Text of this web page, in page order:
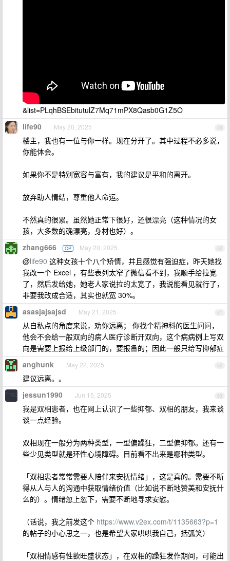
&list=PLqhBSEbitutulZ7Mq71mPX8Qasb0G1Z5O
49
life90 May 20, 2025
楼主，我也有一位与你一样。现在分开了。其中过程不必多说，
你能体会。
如果你不是特别宽容与富有，我的建议是平和的离开。
放弃助人情结，尊重他人命运。
不然真的很累。虽然她正常下很好，还很漂亮（这种情况的女
孩，大多数的确漂亮，身材也好）。
50
zhang666 OP May 20, 2025
@life90 这种女孩十个八个矫情，并且感觉有强迫症，昨天她找
我改一个 Excel ，有些表列太窄了微信看不到，我顺手给拉宽
了，然后发给她，她老人家说拉的太宽了，我说能看见就行了，
非要我改成合适，其实也就宽 30%。
51
asasjajsajsd May 21, 2025
从自私点的角度来说，劝你远离； 你找个精神科的医生问问，
他会不会给一般双向的病人医疗诊断开双向，这个病病例上写双
向是需要上报给上级部门的，要报备的；因此一般只给写抑郁症
52
anghunk May 22, 2025
建议远离。。
53
jessun1990 Jun 15, 2025
我是双相患者，也在网上认识了一些抑郁、双相的朋友，我来谈
谈一点经验。
双相现在一般分为两种类型，一型偏躁狂，二型偏抑郁。还有一
些少见类型就是环性心境障碍。目前看不出来是哪种类型。
「双相患者常常需要人陪伴来安抚情绪」，这是真的。需要不断
得从人与人的沟通中获取情绪价值（比如说不断地赞美和安抚什
么的）。情绪忽上忽下，需要不断地寻求安慰。
（话说，我之前发这个 https://www.v2ex.com/t/1135663?p=1
的帖子的小心思之一，也是希望大家哄哄我自己，括弧笑）
「双相情感有性欲旺盛状态」，在双相的躁狂发作期间，可能出